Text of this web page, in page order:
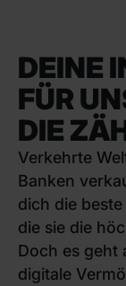
DEINE
FÜR
DIE
Verkehrte
Banken
dich die
die sie die
Doch es geht
digitale